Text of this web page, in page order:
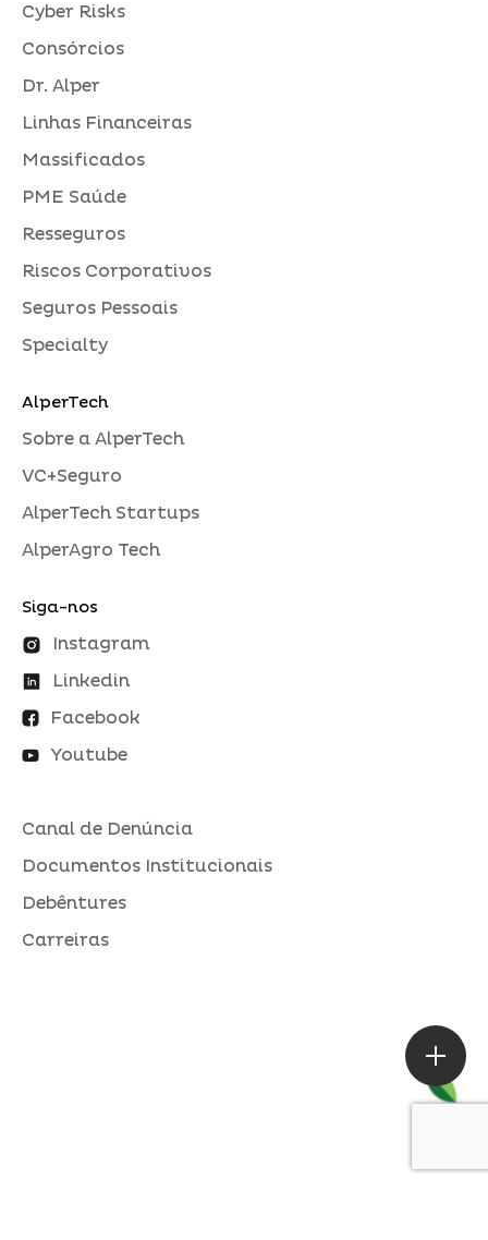
Cyber Risks
Consórcios
Dr. Alper
Linhas Financeiras
Massificados
PME Saúde
Resseguros
Riscos Corporativos
Seguros Pessoais
Specialty
AlperTech
Sobre a AlperTech
VC+Seguro
AlperTech Startups
AlperAgro Tech
Siga-nos
Instagram
Linkedin
Facebook
Youtube
Canal de Denúncia
Documentos Institucionais
Debêntures
Carreiras